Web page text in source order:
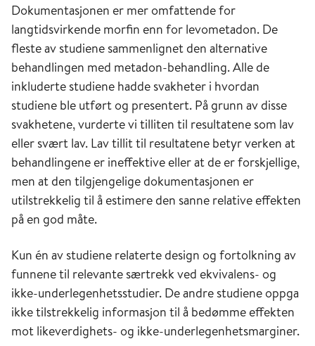
Dokumentasjonen er mer omfattende for
langtidsvirkende morfin enn for levometadon. De
fleste av studiene sammenlignet den alternative
behandlingen med metadon-behandling. Alle de
inkluderte studiene hadde svakheter i hvordan
studiene ble utført og presentert. På grunn av disse
svakhetene, vurderte vi tilliten til resultatene som lav
eller svært lav. Lav tillit til resultatene betyr verken at
behandlingene er ineffektive eller at de er forskjellige,
men at den tilgjengelige dokumentasjonen er
utilstrekkelig til å estimere den sanne relative effekten
på en god måte.
Kun én av studiene relaterte design og fortolkning av
funnene til relevante særtrekk ved ekvivalens- og
ikke-underlegenhetsstudier. De andre studiene oppga
ikke tilstrekkelig informasjon til å bedømme effekten
mot likeverdighets- og ikke-underlegenhetsmarginer.